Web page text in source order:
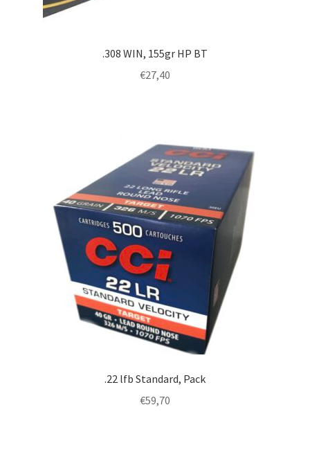
.308 WIN, 155gr HP BT
€27,40
.22 lfb Standard, Pack
€59,70